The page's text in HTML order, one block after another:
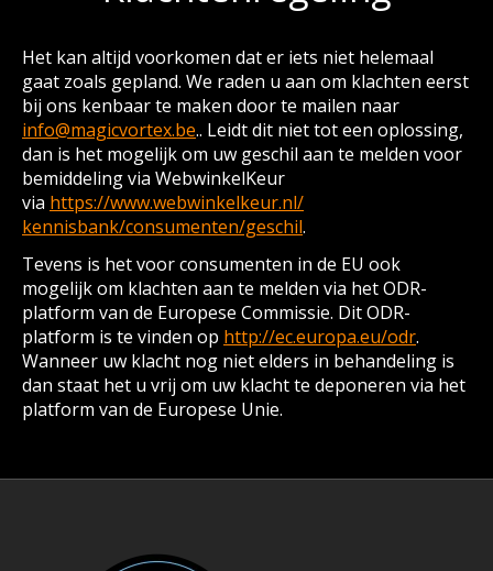
Het kan altijd voorkomen dat er iets niet helemaal
gaat zoals gepland. We raden u aan om klachten eerst
bij ons kenbaar te maken door te mailen naar
info@magicvortex.be.. Leidt dit niet tot een oplossing,
dan is het mogelijk om uw geschil aan te melden voor
bemiddeling via WebwinkelKeur
via https://www.webwinkelkeur.nl/
kennisbank/consumenten/geschil.
Tevens is het voor consumenten in de EU ook
mogelijk om klachten aan te melden via het ODR-
platform van de Europese Commissie. Dit ODR-
platform is te vinden op http://ec.europa.eu/odr.
Wanneer uw klacht nog niet elders in behandeling is
dan staat het u vrij om uw klacht te deponeren via het
platform van de Europese Unie.